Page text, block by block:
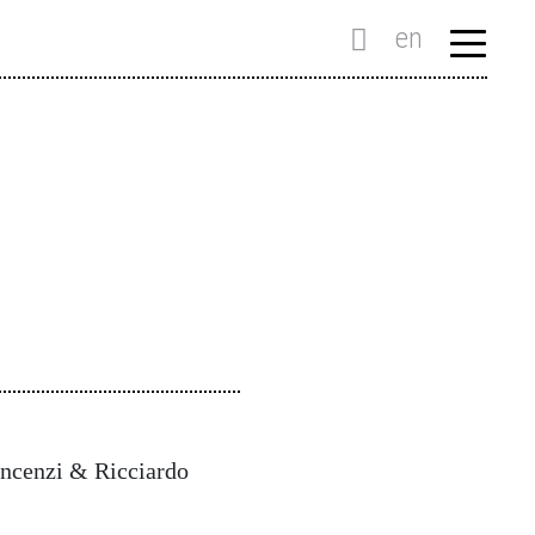
en
& Ricciardo